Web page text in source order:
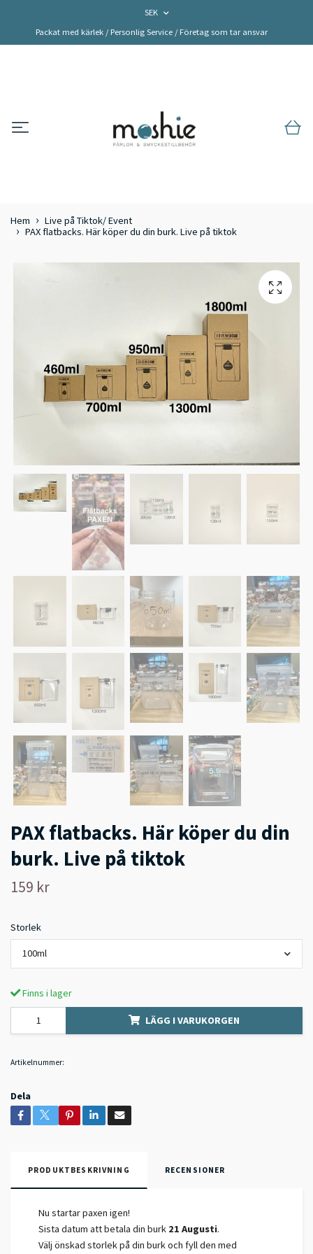
SEK
Packat med kärlek / Personlig Service / Företag som tar ansvar
Hem
Live på Tiktok/ Event
PAX flatbacks. Här köper du din burk. Live på tiktok
PAX flatbacks. Här köper du din
burk. Live på tiktok
159 kr
Storlek
100ml
Finns i lager
LÄGG I VARUKORGEN
Artikelnummer:
Dela
PRODUKTBESKRIVNING RECENSIONER
Nu startar paxen igen!
Sista datum att betala din burk 21 Augusti.
Välj önskad storlek på din burk och fyll den med